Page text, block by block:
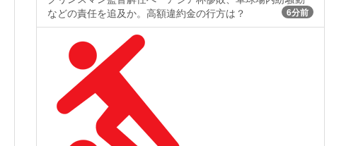
などの責任を追及か。高額違約金の行方は？
6分前